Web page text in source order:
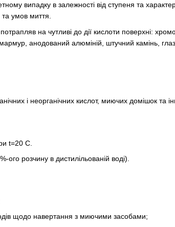
випадку в залежності від ступеня та
умов миття.
на чутливі до дії кислоти поверхні:
анодований алюміній, штучний камінь,
і неорганічних кислот, миючих домішок та
t=20 С.
розчину в дистилільованій воді).
щодо навертання з миючими засобами;